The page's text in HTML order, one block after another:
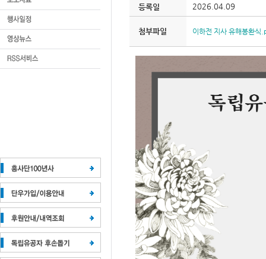
등록일 2026.04.09
첨부파일 이하전 지사 유해봉환식